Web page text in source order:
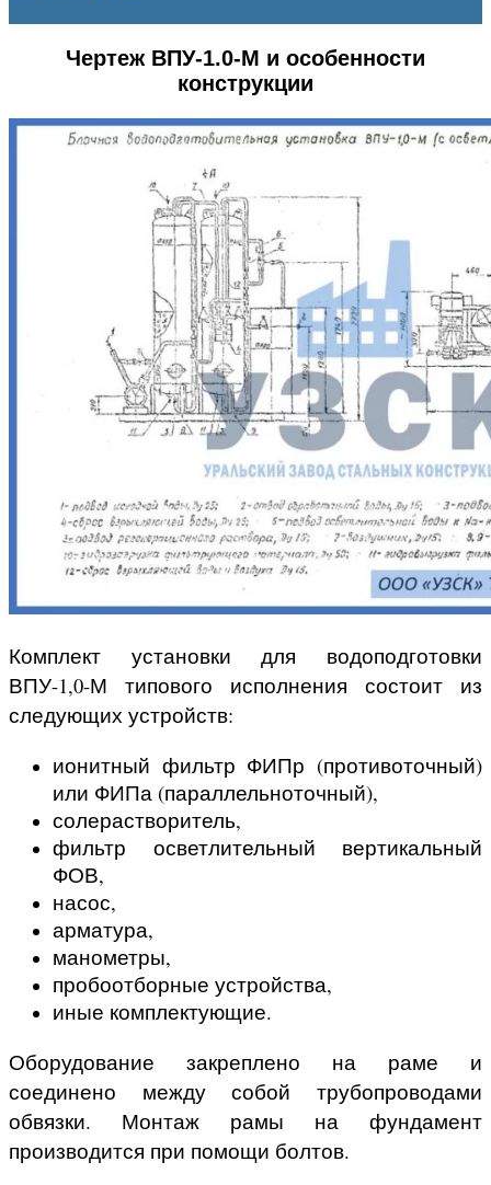
Чертеж ВПУ-1.0-М и особенности
конструкции
Комплект установки для водоподготовки
ВПУ-1,0-М типового исполнения состоит из
следующих устройств:
ионитный фильтр ФИПр (противоточный)
или ФИПа (параллельноточный),
солерастворитель,
фильтр осветлительный вертикальный
ФОВ,
насос,
арматура,
манометры,
пробоотборные устройства,
иные комплектующие.
Оборудование закреплено на раме и
соединено между собой трубопроводами
обвязки. Монтаж рамы на фундамент
производится при помощи болтов.